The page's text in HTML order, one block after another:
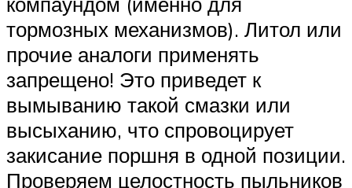
тормозных механизмов). Литол или
прочие аналоги применять
запрещено! Это приведет к
вымыванию такой смазки или
высыханию, что спровоцирует
закисание поршня в одной позиции.
Проверяем целостность пыльников